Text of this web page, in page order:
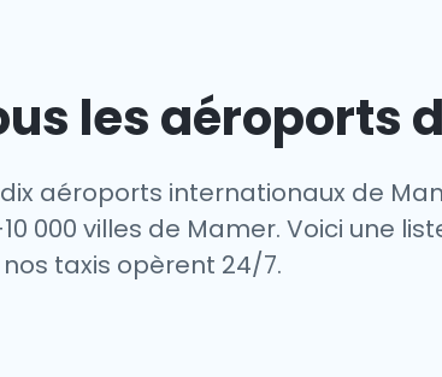
les aéroports
aéroports internationaux de
000 villes de Mamer. Voici une
taxis opèrent 24/7.